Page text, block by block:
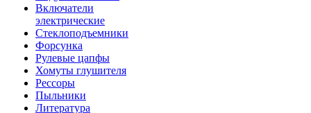
Включатели
электрические
Стеклоподъемники
Форсунка
Рулевые цапфы
Хомуты глушителя
Рессоры
Пыльники
Литература